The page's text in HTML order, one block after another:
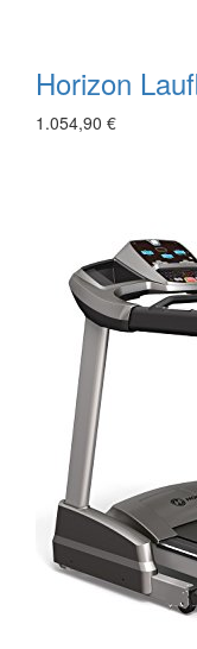
Horizon
1.054,90 €